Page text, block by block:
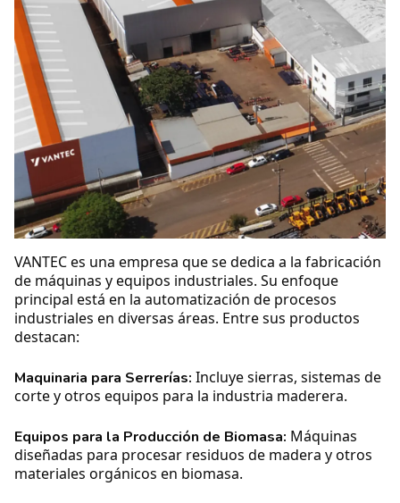
VANTEC es una empresa que se dedica a la fabricación
de máquinas y equipos industriales. Su enfoque
principal está en la automatización de procesos
industriales en diversas áreas. Entre sus productos
destacan:
Maquinaria para Serrerías: Incluye sierras, sistemas de
corte y otros equipos para la industria maderera.
Equipos para la Producción de Biomasa: Máquinas
diseñadas para procesar residuos de madera y otros
materiales orgánicos en biomasa.